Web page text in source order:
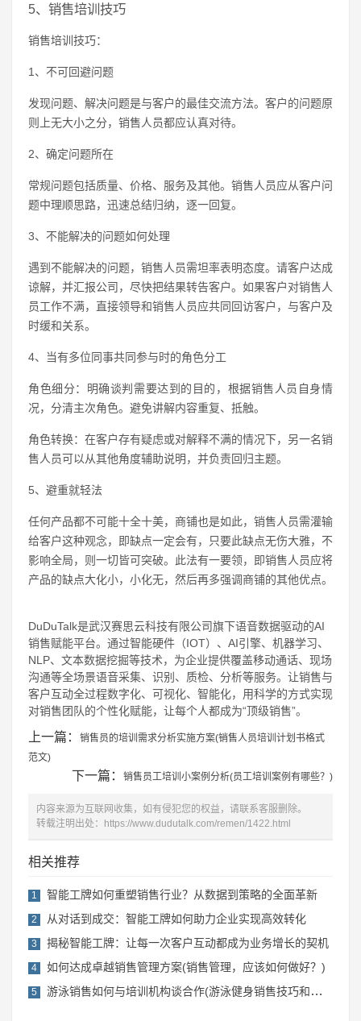
5、销售培训技巧
销售培训技巧：
1、不可回避问题
发现问题、解决问题是与客户的最佳交流方法。客户的问题原
则上无大小之分，销售人员都应认真对待。
2、确定问题所在
常规问题包括质量、价格、服务及其他。销售人员应从客户问
题中理顺思路，迅速总结归纳，逐一回复。
3、不能解决的问题如何处理
遇到不能解决的问题，销售人员需坦率表明态度。请客户达成
谅解，并汇报公司，尽快把结果转告客户。如果客户对销售人
员工作不满，直接领导和销售人员应共同回访客户，与客户及
时缓和关系。
4、当有多位同事共同参与时的角色分工
角色细分：明确谈判需要达到的目的，根据销售人员自身情
况，分清主次角色。避免讲解内容重复、抵触。
角色转换：在客户存有疑虑或对解释不满的情况下，另一名销
售人员可以从其他角度辅助说明，并负责回归主题。
5、避重就轻法
任何产品都不可能十全十美，商铺也是如此，销售人员需灌输
给客户这种观念，即缺点一定会有，只要此缺点无伤大雅，不
影响全局，则一切皆可突破。此法有一要领，即销售人员应将
产品的缺点大化小，小化无，然后再多强调商铺的其他优点。
DuDuTalk是武汉赛思云科技有限公司旗下语音数据驱动的AI
销售赋能平台。通过智能硬件（IOT）、AI引擎、机器学习、
NLP、文本数据挖掘等技术，为企业提供覆盖移动通话、现场
沟通等全场景语音采集、识别、质检、分析等服务。让销售与
客户互动全过程数字化、可视化、智能化，用科学的方式实现
对销售团队的个性化赋能，让每个人都成为“顶级销售”。
上一篇：
销售员的培训需求分析实施方案(销售人员培训计划书格式
范文)
下一篇： 销售员工培训小案例分析(员工培训案例有哪些？)
内容来源为互联网收集，如有侵犯您的权益，请联系客服删除。
转载注明出处： https://www.dudutalk.com/remen/1422.html
相关推荐
1 智能工牌如何重塑销售行业？从数据到策略的全面革新
2 从对话到成交：智能工牌如何助力企业实现高效转化
3 揭秘智能工牌：让每一次客户互动都成为业务增长的契机
4 如何达成卓越销售管理方案(销售管理，应该如何做好？)
5 游泳销售如何与培训机构谈合作(游泳健身销售技巧和话术)